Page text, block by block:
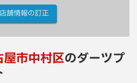
店舗情報の訂正
屋市中村区のダーツプ